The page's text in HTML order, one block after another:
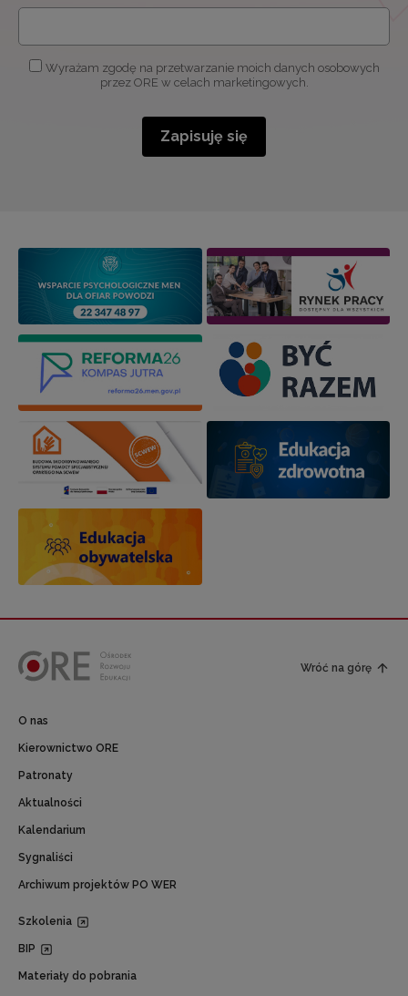
Wyrażam zgodę na przetwarzanie moich danych osobowych
przez ORE w celach marketingowych.
Zapisuję się
Wróć na górę
O nas
Kierownictwo ORE
Patronaty
Aktualności
Kalendarium
Sygnaliści
Archiwum projektów PO WER
Szkolenia
BIP
Materiały do pobrania